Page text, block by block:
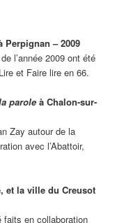
Perpignan – 2009
l’année 2009 ont été
et Faire lire en 66.
parole à Chalon-sur-
Zay autour de la
avec l’Abattoir,
et la ville du Creusot
faits en collaboration